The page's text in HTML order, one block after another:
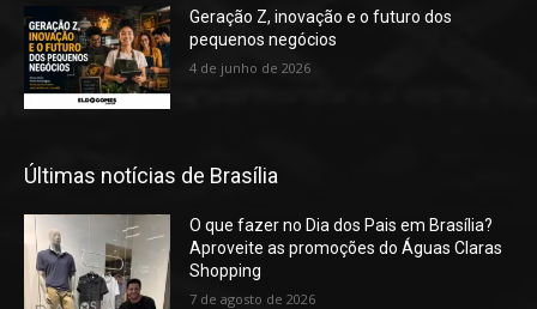
Geração Z, inovação e o futuro dos
pequenos negócios
4 de junho de 2026
Últimas notícias de Brasília
O que fazer no Dia dos Pais em Brasília?
Aproveite as promoções do Águas Claras
Shopping
7 de agosto de 2026